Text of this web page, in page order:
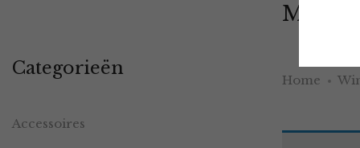
Must
Home
Categorieën
Accessoires